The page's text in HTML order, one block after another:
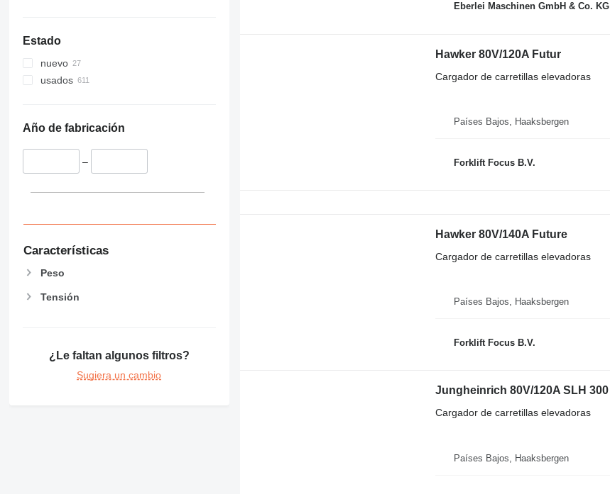
Estado
nuevo
usados
Año de fabricación
–
Características
Peso
Tensión
¿Le faltan algunos filtros?
Sugiera un cambio
Eberlei Maschinen GmbH & Co. KG
Hawker 80V/120A Futur
Cargador de carretillas elevadoras
Países Bajos, Haaksbergen
Forklift Focus B.V.
Hawker 80V/140A Future
Cargador de carretillas elevadoras
Países Bajos, Haaksbergen
Forklift Focus B.V.
Jungheinrich 80V/120A SLH 300
Cargador de carretillas elevadoras
Países Bajos, Haaksbergen